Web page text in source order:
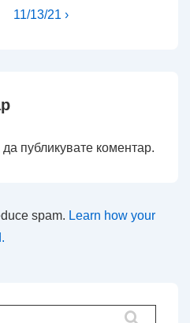
е
11/13/21 ›
да публикувате коментар.
spam. Learn how your